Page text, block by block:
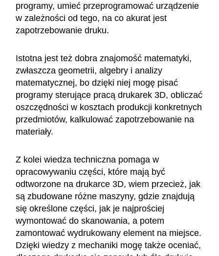
programy, umieć przeprogramować urządzenie
w zależności od tego, na co akurat jest
zapotrzebowanie druku.
Istotna jest też dobra znajomość matematyki,
zwłaszcza geometrii, algebry i analizy
matematycznej, bo dzięki niej mogę pisać
programy sterujące pracą drukarek 3D, obliczać
oszczędności w kosztach produkcji konkretnych
przedmiotów, kalkulować zapotrzebowanie na
materiały.
Z kolei wiedza techniczna pomaga w
opracowywaniu części, które mają być
odtworzone na drukarce 3D, wiem przecież, jak
są zbudowane różne maszyny, gdzie znajdują
się określone części, jak je najprościej
wymontować do skanowania, a potem
zamontować wydrukowany element na miejsce.
Dzięki wiedzy z mechaniki mogę także oceniać,